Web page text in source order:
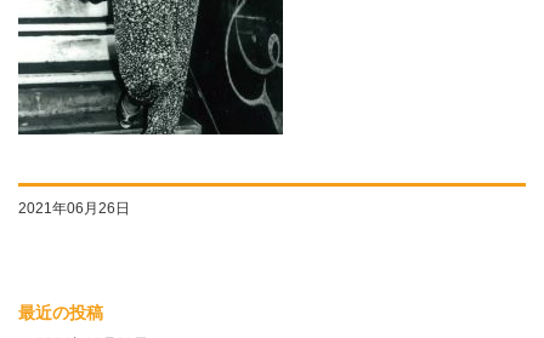
2021年06月26日
最近の投稿